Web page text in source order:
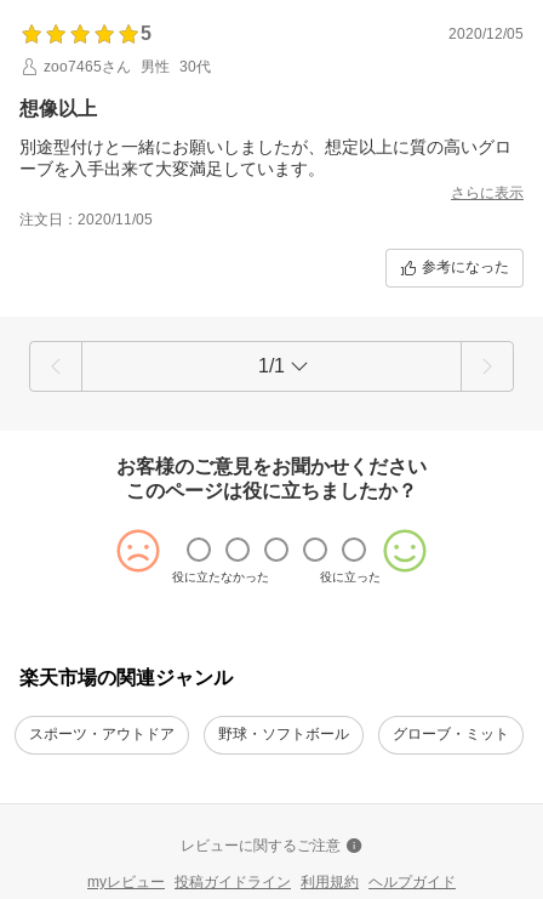
5
2020/12/05
zoo7465さん
男性 30代
想像以上
別途型付けと一緒にお願いしましたが、想定以上に質の高いグロ
ーブを入手出来て大変満足しています。
さらに表示
注文日：2020/11/05
参考になった
1/1
お客様のご意見をお聞かせください
このページは役に立ちましたか？
役に立たなかった 役に立った
楽天市場の関連ジャンル
スポーツ・アウトドア 野球・ソフトボール グローブ・ミット
レビューに関するご注意
myレビュー 投稿ガイドライン 利用規約 ヘルプガイド